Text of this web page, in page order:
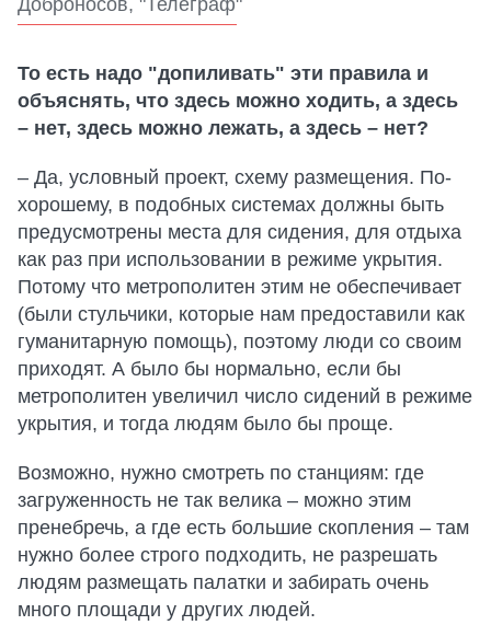
Доброносов, "Телеграф"
То есть надо "допиливать" эти правила и
объяснять, что здесь можно ходить, а здесь
– нет, здесь можно лежать, а здесь – нет?
– Да, условный проект, схему размещения. По-
хорошему, в подобных системах должны быть
предусмотрены места для сидения, для отдыха
как раз при использовании в режиме укрытия.
Потому что метрополитен этим не обеспечивает
(были стульчики, которые нам предоставили как
гуманитарную помощь), поэтому люди со своим
приходят. А было бы нормально, если бы
метрополитен увеличил число сидений в режиме
укрытия, и тогда людям было бы проще.
Возможно, нужно смотреть по станциям: где
загруженность не так велика – можно этим
пренебречь, а где есть большие скопления – там
нужно более строго подходить, не разрешать
людям размещать палатки и забирать очень
много площади у других людей.